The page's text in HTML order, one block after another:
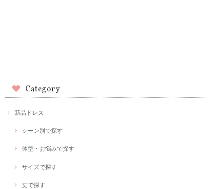
Category
新品ドレス
シーン別で探す
体型・お悩みで探す
サイズで探す
丈で探す